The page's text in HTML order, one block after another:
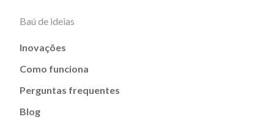
Baú de ideias
Inovações
Como funciona
Perguntas frequentes
Blog